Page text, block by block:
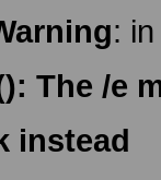
:
The /e
instead